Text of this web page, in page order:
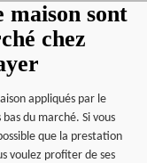
maison sont
chez
appliqués par le
du marché. Si vous
que la prestation
voulez profiter de ses